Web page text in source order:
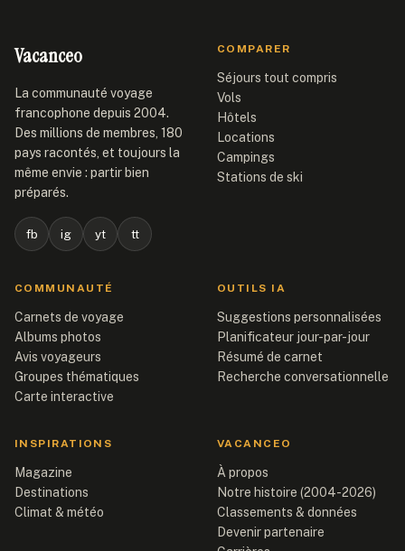
Vacanceo
La communauté voyage
francophone depuis 2004.
Des millions de membres, 180
pays racontés, et toujours la
même envie : partir bien
préparés.
fb ig yt tt
COMPARER
Séjours tout compris
Vols
Hôtels
Locations
Campings
Stations de ski
COMMUNAUTÉ
Carnets de voyage
Albums photos
Avis voyageurs
Groupes thématiques
Carte interactive
OUTILS IA
Suggestions personnalisées
Planificateur jour-par-jour
Résumé de carnet
Recherche conversationnelle
INSPIRATIONS
Magazine
Destinations
Climat & météo
VACANCEO
À propos
Notre histoire (2004-2026)
Classements & données
Devenir partenaire